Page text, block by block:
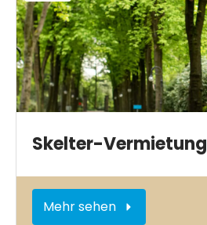
Skelter-Vermietung
Mehr sehen